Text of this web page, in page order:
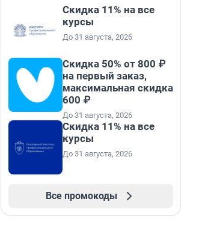
заработали новые базовые
станции МегаФона
Скидка 11% на все
курсы
До 31 августа, 2026
Скидка 50% от 800 ₽
на первый заказ,
максимальная скидка
600 ₽
До 31 августа, 2026
Скидка 11% на все
курсы
До 31 августа, 2026
Все промокоды